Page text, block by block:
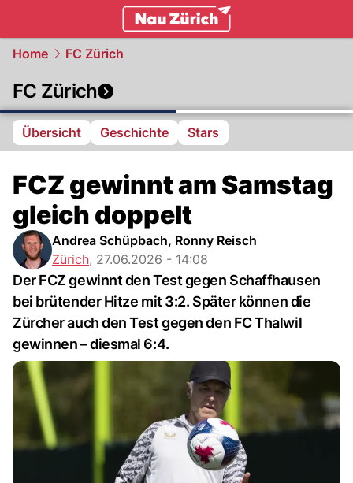
Home FC Zürich
FC Zürich
Übersicht Geschichte Stars
FCZ gewinnt am Samstag
gleich doppelt
Andrea Schüpbach, Ronny Reisch
Zürich, 27.06.2026 - 14:08
Der FCZ gewinnt den Test gegen Schaffhausen
bei brütender Hitze mit 3:2. Später können die
Zürcher auch den Test gegen den FC Thalwil
gewinnen – diesmal 6:4.